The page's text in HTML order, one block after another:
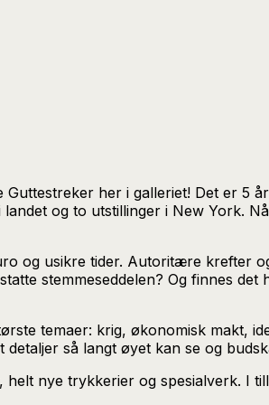
her i galleriet! Det er 5
og to utstillinger i New York.
og usikre tider. Autoritære krefter
stemmeseddelen? Og finnes
temaer: krig, økonomisk makt,
så langt øyet kan se og
nye trykkerier og spesialverk. I